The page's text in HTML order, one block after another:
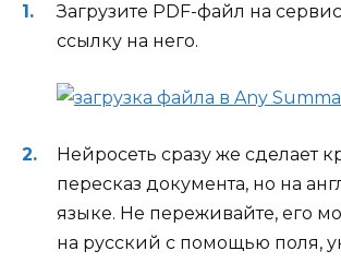
Загрузите PDF-файл на
ссылку на него.
Нейросеть сразу же сделает
пересказ документа, но на
языке. Не переживайте, его
на русский с помощью поля,